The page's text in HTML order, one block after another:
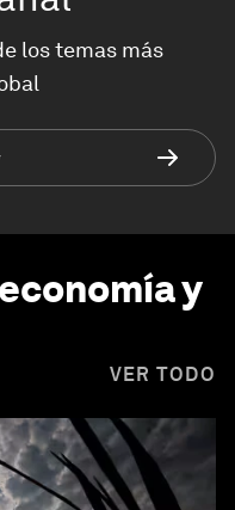
los temas más
y
VER TODO